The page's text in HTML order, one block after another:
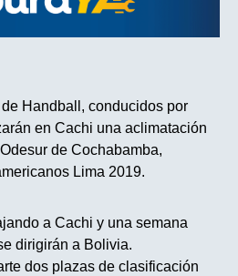
Handball, conducidos por
en Cachi una aclimatación
de Cochabamba,
Lima 2019.
a Cachi y una semana
dirigirán a Bolivia.
dos plazas de clasificación